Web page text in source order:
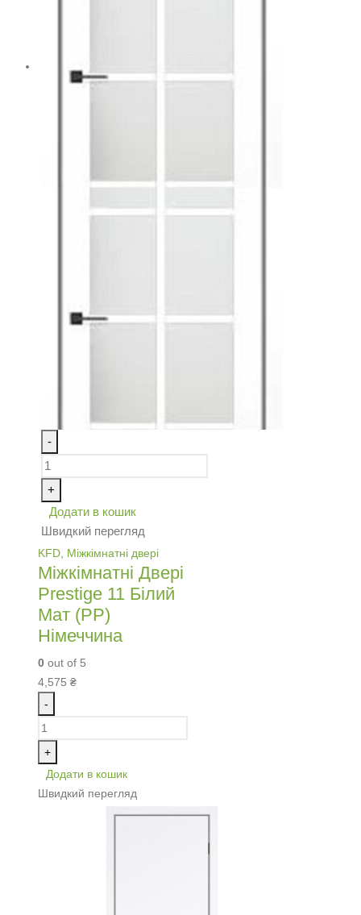
-
+
Додати в кошик
Швидкий перегляд
KFD, Міжкімнатні двері
Міжкімнатні Двері
Prestige 11 Білий
Мат (PP)
Німеччина
0 out of 5
4,575 ₴
-
+
Додати в кошик
Швидкий перегляд